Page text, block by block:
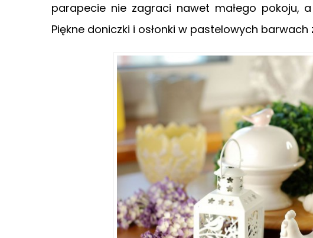
parapecie nie zagraci nawet małego pokoju,
Piękne doniczki i osłonki w pastelowych